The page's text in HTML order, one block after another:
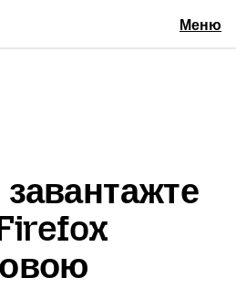
Меню
завантажте